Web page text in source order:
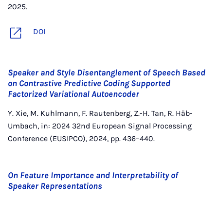
2025.
DOI
Speaker and Style Disentanglement of Speech Based
on Contrastive Predictive Coding Supported
Factorized Variational Autoencoder
Y. Xie, M. Kuhlmann, F. Rautenberg, Z.-H. Tan, R. Häb-
Umbach, in: 2024 32nd European Signal Processing
Conference (EUSIPCO), 2024, pp. 436–440.
On Feature Importance and Interpretability of
Speaker Representations